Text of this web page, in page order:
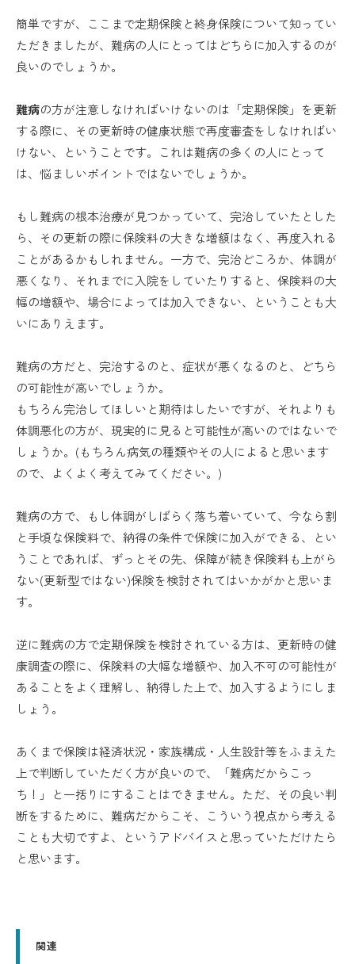
簡単ですが、ここまで定期保険と終身保険について知ってい
ただきましたが、難病の人にとってはどちらに加入するのが
良いのでしょうか。
難病の方が注意しなければいけないのは「定期保険」を更新
する際に、その更新時の健康状態で再度審査をしなければい
けない、ということです。これは難病の多くの人にとって
は、悩ましいポイントではないでしょうか。
もし難病の根本治療が見つかっていて、完治していたとした
ら、その更新の際に保険料の大きな増額はなく、再度入れる
ことがあるかもしれません。一方で、完治どころか、体調が
悪くなり、それまでに入院をしていたりすると、保険料の大
幅の増額や、場合によっては加入できない、ということも大
いにありえます。
難病の方だと、完治するのと、症状が悪くなるのと、どちら
の可能性が高いでしょうか。
もちろん完治してほしいと期待はしたいですが、それよりも
体調悪化の方が、現実的に見ると可能性が高いのではないで
しょうか。(もちろん病気の種類やその人によると思います
ので、よくよく考えてみてください。)
難病の方で、もし体調がしばらく落ち着いていて、今なら割
と手頃な保険料で、納得の条件で保険に加入ができる、とい
うことであれば、ずっとその先、保障が続き保険料も上がら
ない(更新型ではない)保険を検討されてはいかがかと思いま
す。
逆に難病の方で定期保険を検討されている方は、更新時の健
康調査の際に、保険料の大幅な増額や、加入不可の可能性が
あることをよく理解し、納得した上で、加入するようにしま
しょう。
あくまで保険は経済状況・家族構成・人生設計等をふまえた
上で判断していただく方が良いので、「難病だからこっ
ち！」と一括りにすることはできません。ただ、その良い判
断をするために、難病だからこそ、こういう視点から考える
ことも大切ですよ、というアドバイスと思っていただけたら
と思います。
関連